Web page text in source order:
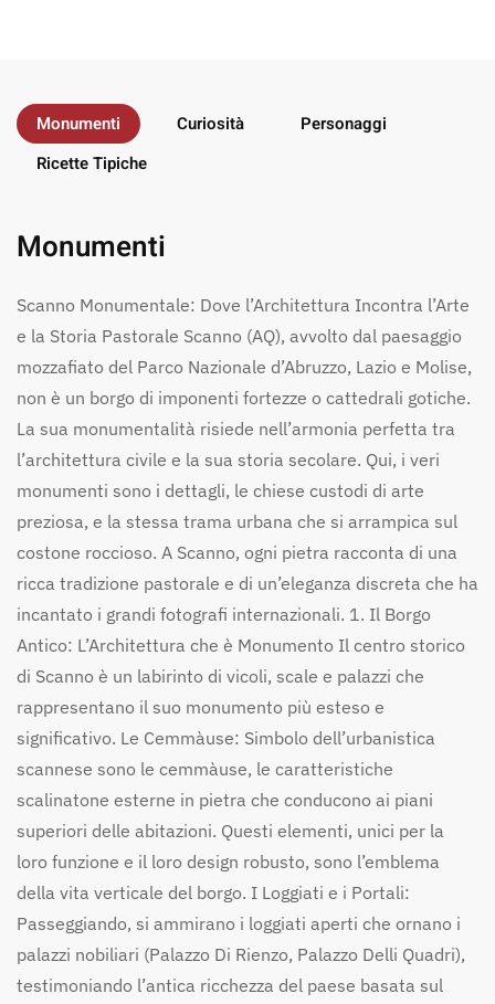
Monumenti Curiosità
Personaggi
Ricette Tipiche
Monumenti
Scanno Monumentale: Dove l’Architettura Incontra l’Arte
e la Storia Pastorale Scanno (AQ), avvolto dal paesaggio
mozzafiato del Parco Nazionale d’Abruzzo, Lazio e Molise,
non è un borgo di imponenti fortezze o cattedrali gotiche.
La sua monumentalità risiede nell’armonia perfetta tra
l’architettura civile e la sua storia secolare. Qui, i veri
monumenti sono i dettagli, le chiese custodi di arte
preziosa, e la stessa trama urbana che si arrampica sul
costone roccioso. A Scanno, ogni pietra racconta di una
ricca tradizione pastorale e di un’eleganza discreta che ha
incantato i grandi fotografi internazionali. 1. Il Borgo
Antico: L’Architettura che è Monumento Il centro storico
di Scanno è un labirinto di vicoli, scale e palazzi che
rappresentano il suo monumento più esteso e
significativo. Le Cemmàuse: Simbolo dell’urbanistica
scannese sono le cemmàuse, le caratteristiche
scalinatone esterne in pietra che conducono ai piani
superiori delle abitazioni. Questi elementi, unici per la
loro funzione e il loro design robusto, sono l’emblema
della vita verticale del borgo. I Loggiati e i Portali:
Passeggiando, si ammirano i loggiati aperti che ornano i
palazzi nobiliari (Palazzo Di Rienzo, Palazzo Delli Quadri),
testimoniando l’antica ricchezza del paese basata sul